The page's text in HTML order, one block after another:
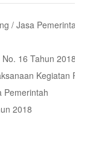
/ Jasa Pemerintah
16 Tahun 2018
Kegiatan
Pemerintah
2018